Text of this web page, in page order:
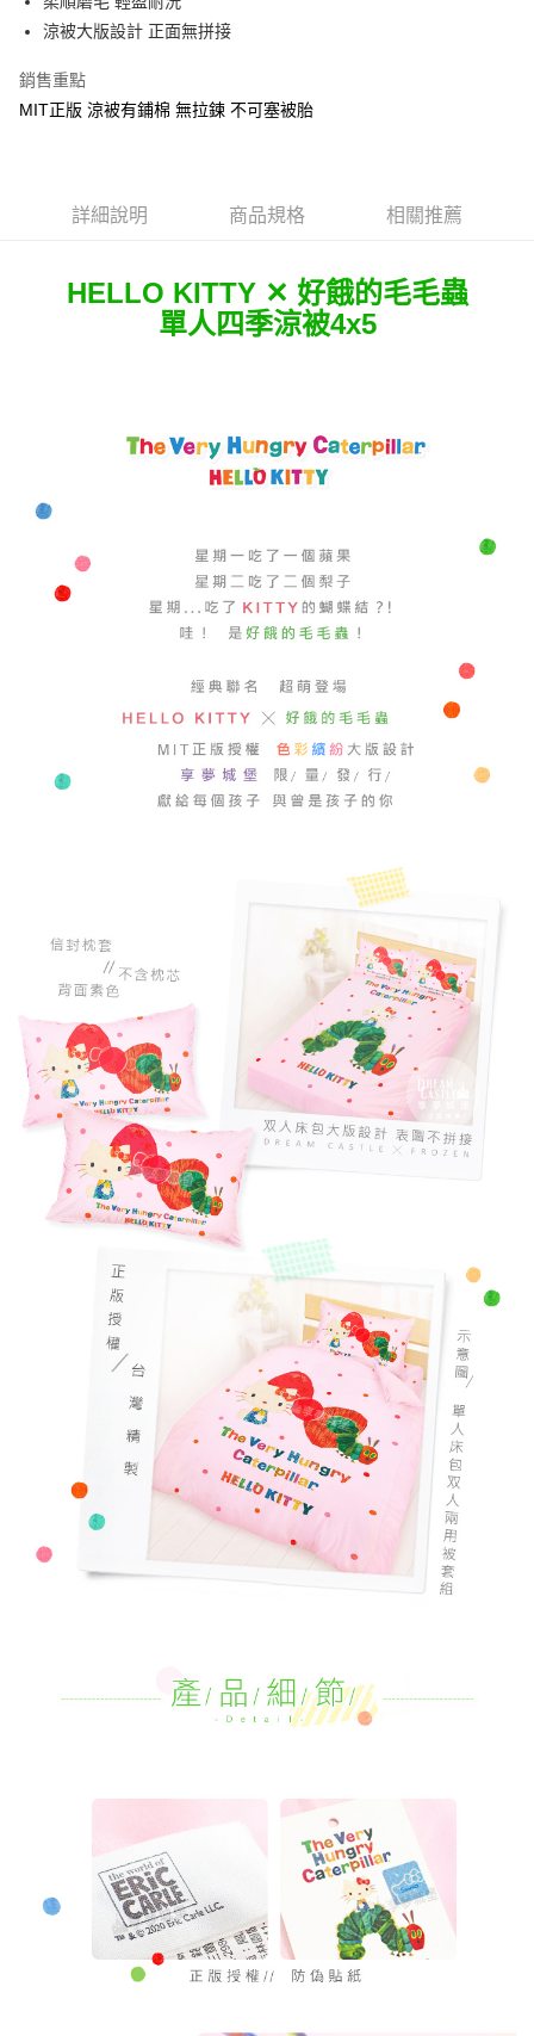
悠遊付
Google Pay
ATM付款
全家★依產品說明
7-11★依產品說明
每筆NT$60，滿NT$699(含以上)免運費
涼被大版設計 正面無拼接
銷售重點
MIT正版 涼被有鋪棉 無拉鍊 不可塞被胎
詳細說明 商品規格 相關推薦
HELLO KITTY ✕ 好餓的毛毛蟲
單人四季涼被4x5